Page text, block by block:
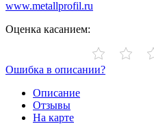
www.metallprofil.ru
Оценка касанием:
Ошибка в описании?
Описание
Отзывы
На карте